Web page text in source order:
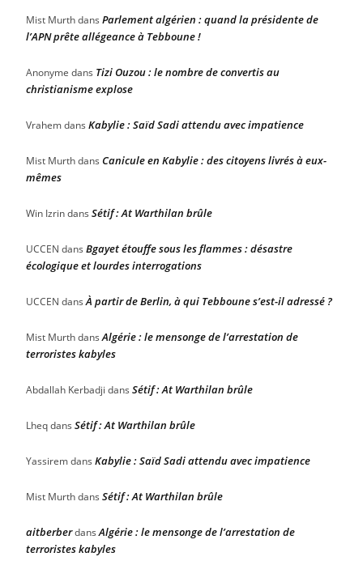
Mist Murthdans Parlement algérien : quand la présidente de
l’APN prête allégeance à Tebboune !
Anonyme dans Tizi Ouzou : le nombre de convertis au
christianisme explose
Vrahemdans Kabylie : Saïd Sadi attendu avec impatience
Mist Murthdans Canicule en Kabylie : des citoyens livrés à eux-
mêmes
Win Izrindans Sétif : At Warthilan brûle
UCCEN dans Bgayet étouffe sous les flammes : désastre
écologique et lourdes interrogations
UCCEN dansÀ partir de Berlin, à qui Tebboune s’est-il adressé ?
Mist MurthdansAlgérie : le mensonge de l’arrestation de
terroristes kabyles
Abdallah Kerbadji dans Sétif : At Warthilan brûle
Lheqdans Sétif : At Warthilan brûle
Yassiremdans Kabylie : Saïd Sadi attendu avec impatience
Mist Murthdans Sétif : At Warthilan brûle
aitberberdansAlgérie : le mensonge de l’arrestation de
terroristes kabyles